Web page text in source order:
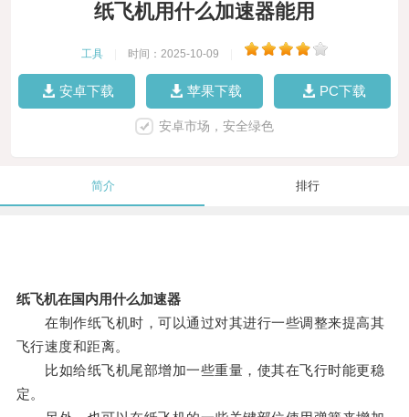
纸飞机用什么加速器能用
工具 时间：2025-10-09
安卓下载 苹果下载 PC下载
安卓市场，安全绿色
简介 排行
纸飞机在国内用什么加速器
在制作纸飞机时，可以通过对其进行一些调整来提高其
飞行速度和距离。
比如给纸飞机尾部增加一些重量，使其在飞行时能更稳
定。